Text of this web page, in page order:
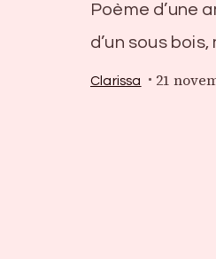
Poème d’une
d’un sous
Clarissa 21